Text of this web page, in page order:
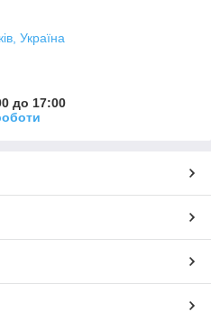
Україна
до 17:00